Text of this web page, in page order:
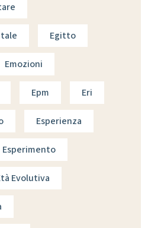
Egitto
Emozioni
Epm Eri
Esperienza
Esperimento
Evolutiva